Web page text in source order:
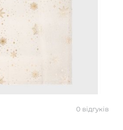
0 відгуків